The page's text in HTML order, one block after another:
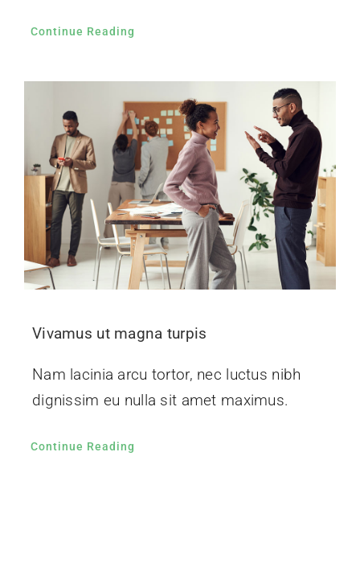
Continue Reading
Vivamus ut magna turpis
Nam lacinia arcu tortor, nec luctus nibh
dignissim eu nulla sit amet maximus.
Continue Reading